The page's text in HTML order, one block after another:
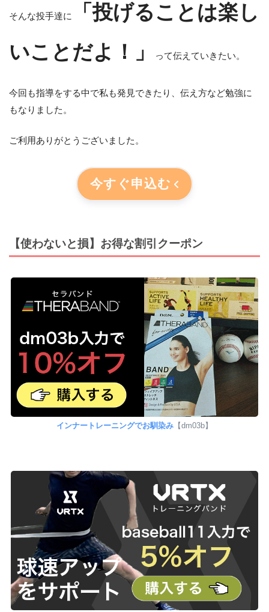
そんな投手達に
「投げることは楽し
いことだよ！」
って伝えていきたい。
今回も指導をする中で私も発見できたり、伝え方など勉強に
もなりました。
ご利用ありがとうございました。
今すぐ申込む
【使わないと損】お得な割引クーポン
インナートレーニングでお馴染み 【dm03b】